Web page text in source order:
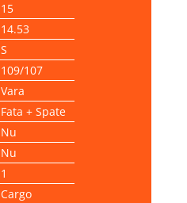
15
14.53
S
109/107
Vara
Fata + Spate
Nu
Nu
1
Cargo